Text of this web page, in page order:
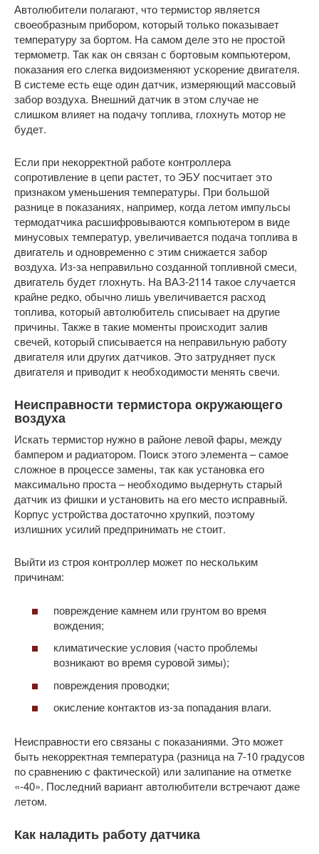
Автолюбители полагают, что термистор является
своеобразным прибором, который только показывает
температуру за бортом. На самом деле это не простой
термометр. Так как он связан с бортовым компьютером,
показания его слегка видоизменяют ускорение двигателя.
В системе есть еще один датчик, измеряющий массовый
забор воздуха. Внешний датчик в этом случае не
слишком влияет на подачу топлива, глохнуть мотор не
будет.
Если при некорректной работе контроллера
сопротивление в цепи растет, то ЭБУ посчитает это
признаком уменьшения температуры. При большой
разнице в показаниях, например, когда летом импульсы
термодатчика расшифровываются компьютером в виде
минусовых температур, увеличивается подача топлива в
двигатель и одновременно с этим снижается забор
воздуха. Из-за неправильно созданной топливной смеси,
двигатель будет глохнуть. На ВАЗ-2114 такое случается
крайне редко, обычно лишь увеличивается расход
топлива, который автолюбитель списывает на другие
причины. Также в такие моменты происходит залив
свечей, который списывается на неправильную работу
двигателя или других датчиков. Это затрудняет пуск
двигателя и приводит к необходимости менять свечи.
Неисправности термистора окружающего
воздуха
Искать термистор нужно в районе левой фары, между
бампером и радиатором. Поиск этого элемента – самое
сложное в процессе замены, так как установка его
максимально проста – необходимо выдернуть старый
датчик из фишки и установить на его место исправный.
Корпус устройства достаточно хрупкий, поэтому
излишних усилий предпринимать не стоит.
Выйти из строя контроллер может по нескольким
причинам:
повреждение камнем или грунтом во время
вождения;
климатические условия (часто проблемы
возникают во время суровой зимы);
повреждения проводки;
окисление контактов из-за попадания влаги.
Неисправности его связаны с показаниями. Это может
быть некорректная температура (разница на 7-10 градусов
по сравнению с фактической) или залипание на отметке
«-40». Последний вариант автолюбители встречают даже
летом.
Как наладить работу датчика